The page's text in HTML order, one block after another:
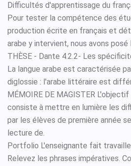
Difficultés d'apprentissage du
Pour tester la compétence des
production écrite en français et
arabe y intervient, nous avons posé
THÈSE - Dante 4.2.2- Les
La langue arabe est caractérisée
diglossie : l'arabe littéraire est
MÉMOIRE DE MAGISTER
consiste à mettre en lumière les
par les élèves de première année
lecture de.
Portfolio L'enseignante fait
Relevez les phrases impératives.